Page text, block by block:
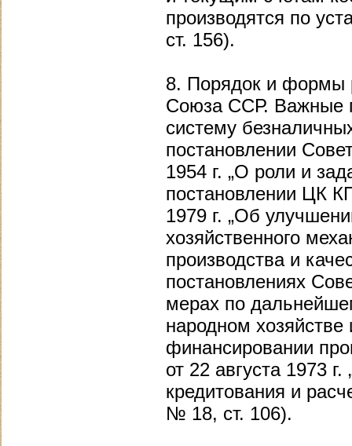
производятся по
ст. 156).
8. Порядок и формы
Союза ССР. Важные
систему
постановлении
1954 г. „О роли и
постановлении ЦК
1979 г. „Об
хозяйственного
производства и
постановлениях
мерах по
народном
финансировании
от 22 августа 1973
кредитования и
№ 18, ст. 106).